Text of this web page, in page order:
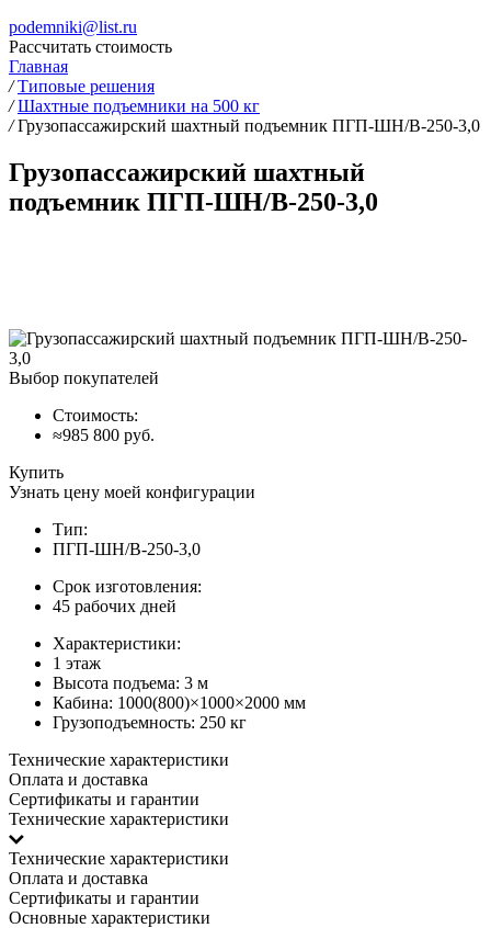
podemniki@list.ru
Рассчитать стоимость
Главная
/ Типовые решения
/ Шахтные подъемники на 500 кг
/ Грузопассажирский шахтный подъемник ПГП-ШН/В-250-3,0
Грузопассажирский шахтный
подъемник ПГП-ШН/В-250-3,0
Выбор покупателей
Стоимость:
≈985 800 руб.
Купить
Узнать цену моей конфигурации
Тип:
ПГП-ШН/В-250-3,0
Срок изготовления:
45 рабочих дней
Характеристики:
1 этаж
Высота подъема: 3 м
Кабина: 1000(800)×1000×2000 мм
Грузоподъемность: 250 кг
Технические характеристики
Оплата и доставка
Сертификаты и гарантии
Технические характеристики
Технические характеристики
Оплата и доставка
Сертификаты и гарантии
Основные характеристики